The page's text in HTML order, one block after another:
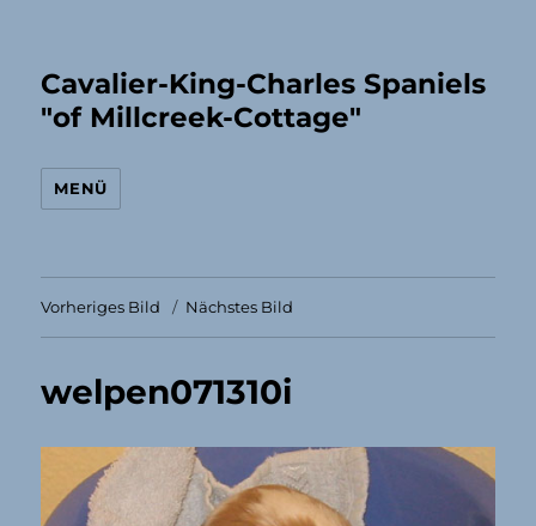
Cavalier-King-Charles Spaniels
"of Millcreek-Cottage"
MENÜ
Vorheriges Bild Nächstes Bild
welpen071310i